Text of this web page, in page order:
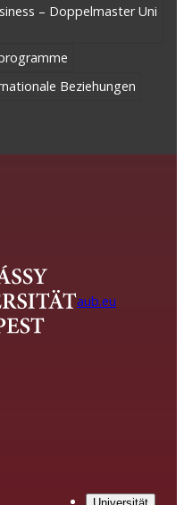
– Doppelmaster Uni
Beziehungen
aub.eu